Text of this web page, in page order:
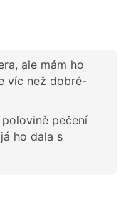
ale mám ho
víc než dobré-
pečení
ho dala s